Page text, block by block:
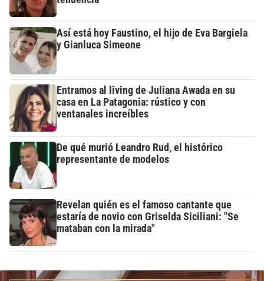
Así está hoy Faustino, el hijo de Eva Bargiela
y Gianluca Simeone
Entramos al living de Juliana Awada en su
casa en La Patagonia: rústico y con
ventanales increíbles
De qué murió Leandro Rud, el histórico
representante de modelos
Revelan quién es el famoso cantante que
estaría de novio con Griselda Siciliani: "Se
mataban con la mirada"